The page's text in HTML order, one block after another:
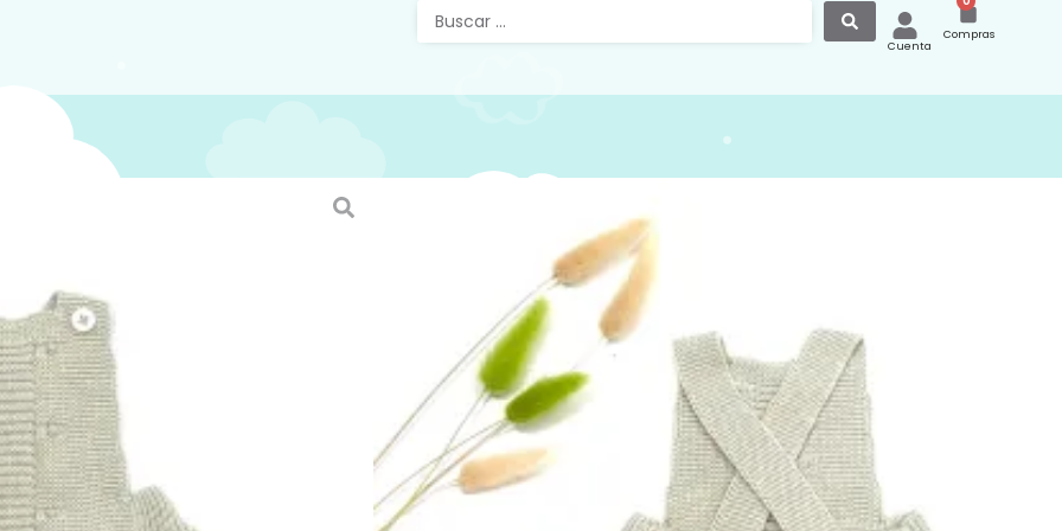
Cuenta
Compras
Peto bebé de tirantes con botones en la
espalda para ajustar el tirante y también en la
entrepierna, Elaborado en punto de algodón 100
% ideal para la época de la primavera y el
verano. Color beige 04. Marca pecesa
Puedes ver más opciones de peleles en nuestra
página en el siguiente enlace
https://canastilla.com.es/pelele-verano/